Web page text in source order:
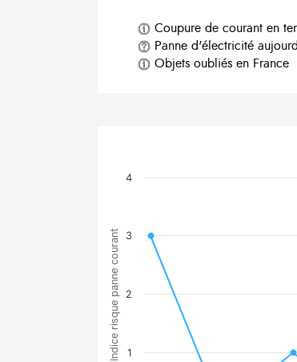
Coupure de courant en
Panne d'électricité
Objets oubliés en France
Indice risque panne courant 1
2
3
4